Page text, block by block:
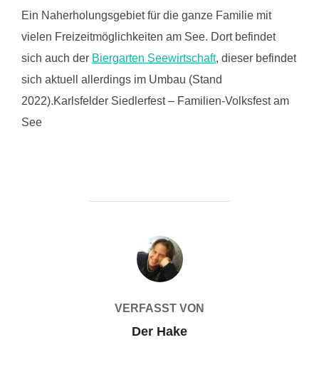
Ein Naherholungsgebiet für die ganze Familie mit
vielen Freizeitmöglichkeiten am See. Dort befindet
sich auch der Biergarten Seewirtschaft, dieser befindet
sich aktuell allerdings im Umbau (Stand
2022).Karlsfelder Siedlerfest – Familien-Volksfest am
See
BEITRAGSAUTOR
VERFASST VON
Der Hake